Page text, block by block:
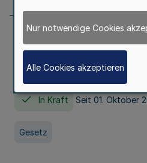
Gesetz über die
Nordrhein-Westfalen
HG)
In Kraft Seit 01. Oktober
Gesetz
Nur notwendige Cookies
Alle Cookies akzeptieren